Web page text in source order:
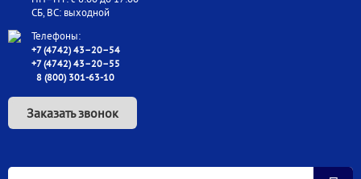
СБ, ВС: выходной
Телефоны:
+7 (4742) 43–20–54
+7 (4742) 43–20–55
8 (800) 301-63-10
Заказать звонок